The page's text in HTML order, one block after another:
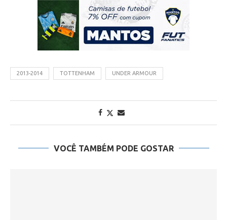
2013-2014 TOTTENHAM UNDER ARMOUR
VOCÊ TAMBÉM PODE GOSTAR